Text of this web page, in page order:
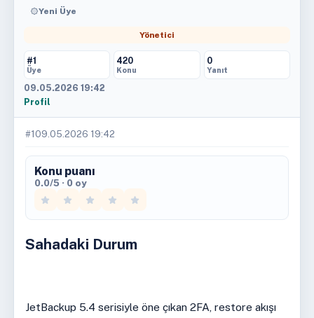
Yeni Üye
Yönetici
#1
Üye
420
Konu
0
Yanıt
09.05.2026 19:42
Profil
#1 09.05.2026 19:42
Konu puanı
0.0/5 · 0 oy
Sahadaki Durum
JetBackup 5.4 serisiyle öne çıkan 2FA, restore akışı